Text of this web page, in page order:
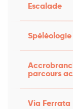
Escalade
Spéléologie
parcours
Via Ferrata